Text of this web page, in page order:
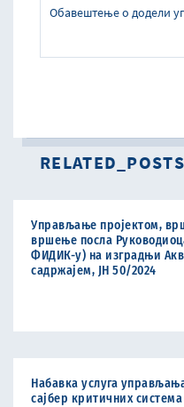
Обавештење о додели
RELATED_POSTS
Управљање пројектом,
вршење посла
ФИДИК-у) на изградњи
садржајем, ЈН 50/2024
Набавка услуга
сајбер критичних